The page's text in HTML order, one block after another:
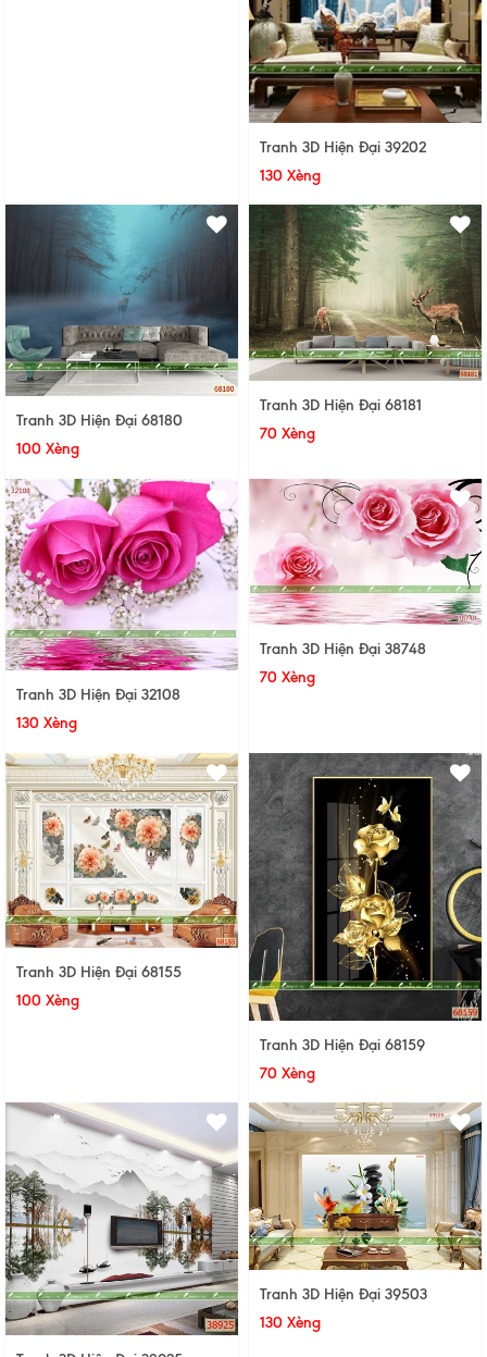
Tranh 3D Hiện Đại 39202
130 Xèng
Tranh 3D Hiện Đại 68180
100 Xèng
Tranh 3D Hiện Đại 68181
70 Xèng
Tranh 3D Hiện Đại 32108
130 Xèng
Tranh 3D Hiện Đại 38748
70 Xèng
Tranh 3D Hiện Đại 68155
100 Xèng
Tranh 3D Hiện Đại 68159
70 Xèng
Tranh 3D Hiện Đại 39503
130 Xèng